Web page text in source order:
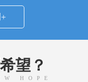
和整改建议，更
深得客户的认
特别感谢，使我
望？
HOPE